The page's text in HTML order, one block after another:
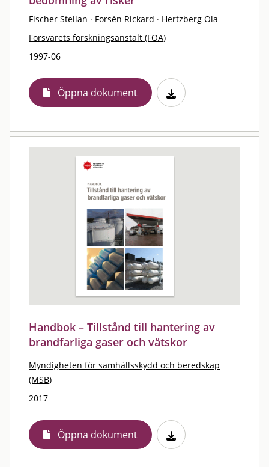
Fischer Stellan · Forsén Rickard · Hertzberg Ola
Försvarets forskningsanstalt (FOA)
1997-06
Öppna dokument
Handbok – Tillstånd till hantering av
brandfarliga gaser och vätskor
Myndigheten för samhällsskydd och beredskap
(MSB)
2017
Öppna dokument